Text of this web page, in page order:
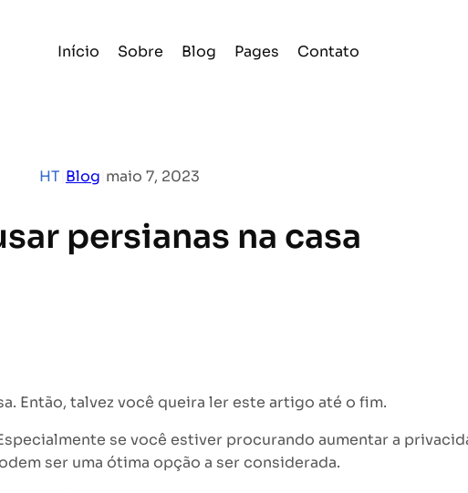
Início Sobre Blog Pages Contato
HT Blog maio 7, 2023
persianas na casa
Então, talvez você queira ler este artigo até o fim.
se você estiver procurando aumentar a
ser uma ótima opção a ser considerada.